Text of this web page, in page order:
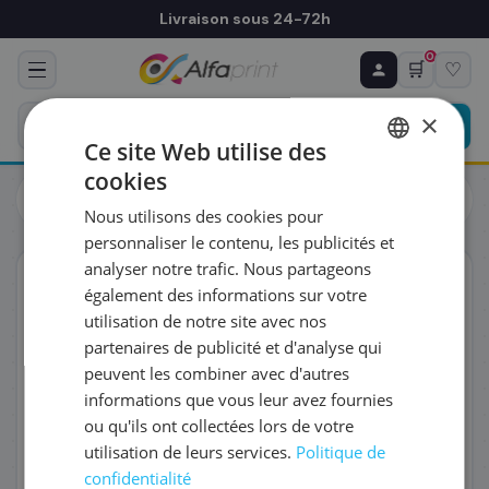
Livraison sous 24-72h
🛒
0
♡
Cartouches
Brother
200 pages
ORIGINAL
♻ COMMANDE RÉCURRENTE
Prévoyez & économisez
Programmez votre prochain achat — notre équipe
vous prépare un devis personnalisé
RÉFÉRENCE DU PRODUIT
FRÉQUENCE
QUANTITÉ PAR LIVRAISON
DATE DE PREMIÈRE LIVRAISON SOUHAITÉE
×
Ce site Web utilise des
cookies
Nous utilisons des cookies pour
personnaliser le contenu, les publicités et
analyser notre trafic. Nous partageons
également des informations sur votre
utilisation de notre site avec nos
partenaires de publicité et d'analyse qui
peuvent les combiner avec d'autres
informations que vous leur avez fournies
ou qu'ils ont collectées lors de votre
utilisation de leurs services. Politique de
confidentialité